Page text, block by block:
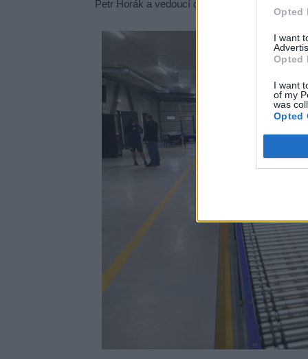
Opted
I want
Opted
I want
of my
was
Opted
Petr Horák a vedoucí depa Petr Menšík.